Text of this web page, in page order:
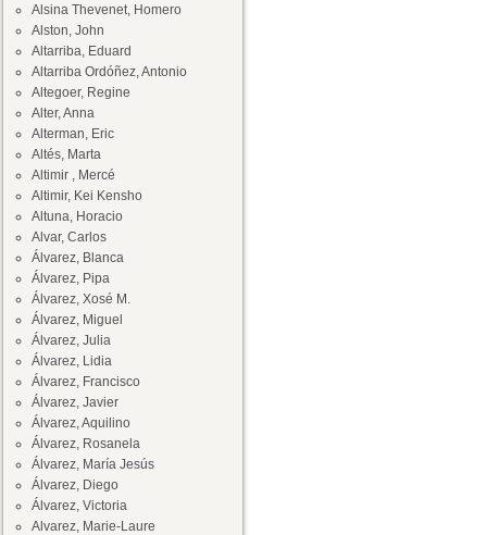
Alsina Thevenet, Homero
Alston, John
Altarriba, Eduard
Altarriba Ordóñez, Antonio
Altegoer, Regine
Alter, Anna
Alterman, Eric
Altés, Marta
Altimir , Mercé
Altimir, Kei Kensho
Altuna, Horacio
Alvar, Carlos
Álvarez, Blanca
Álvarez, Pipa
Álvarez, Xosé M.
Álvarez, Miguel
Álvarez, Julia
Álvarez, Lidia
Álvarez, Francisco
Álvarez, Javier
Álvarez, Aquilino
Álvarez, Rosanela
Álvarez, María Jesús
Álvarez, Diego
Álvarez, Victoria
Alvarez, Marie-Laure